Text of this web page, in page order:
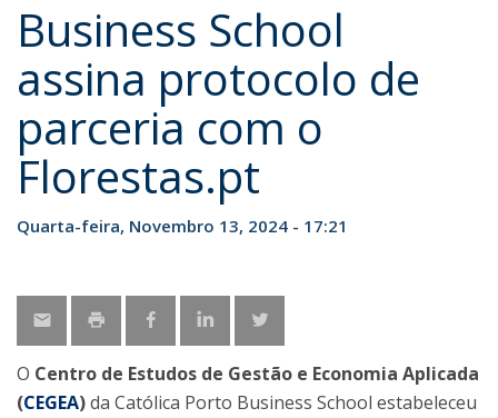
Business School
assina protocolo de
parceria com o
Florestas.pt
Quarta-feira, Novembro 13, 2024 - 17:21
O Centro de Estudos de Gestão e Economia Aplicada
(CEGEA)da Católica Porto Business School estabeleceu